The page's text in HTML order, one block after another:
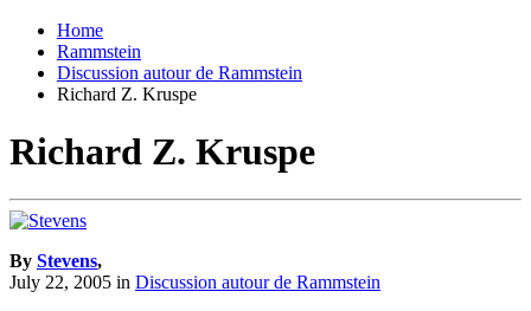
Home
Rammstein
Discussion autour de Rammstein
Richard Z. Kruspe
Richard Z. Kruspe
By Stevens,
July 22, 2005 in Discussion autour de Rammstein